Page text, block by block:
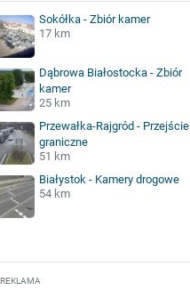
Sokółka - Zbiór kamer
17 km
Dąbrowa Białostocka - Zbiór
kamer
25 km
Przewałka-Rajgród - Przejście
graniczne
51 km
Białystok - Kamery drogowe
54 km
REKLAMA